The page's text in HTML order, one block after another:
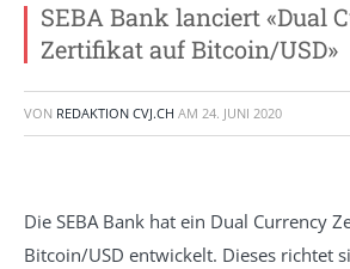
SEBA Bank lanciert «Dual
Zertifikat auf Bitcoin/USD»
VON REDAKTION CVJ.CH AM 24. JUNI 2020
Die SEBA Bank hat ein Dual Currency
Bitcoin/USD entwickelt. Dieses richtet